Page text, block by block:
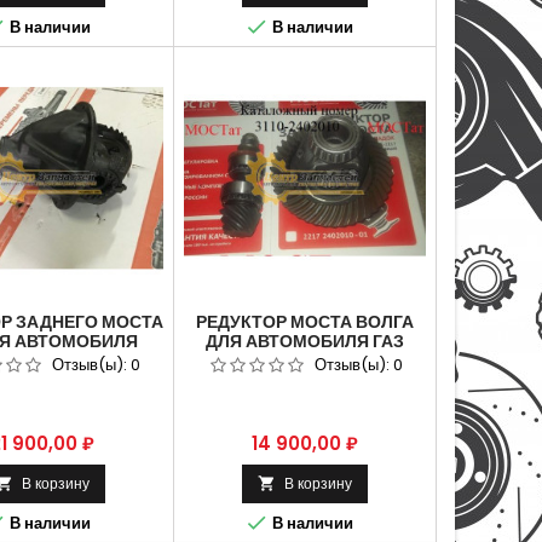
В наличии  В наличии
ЗАДНЕГО МОСТА
АВТОМОБИЛЯ
NEXT 10Х43ЗУБ.
Отзыв(ы): 0
900,00 ₽
В корзину
В наличии
РЕДУКТОР МОСТА ВОЛГА
ДЛЯ АВТОМОБИЛЯ ГАЗ
3110,ГАЗ1105. 3110-2402010.
Отзыв(ы): 0
Цена
14 900,00 ₽
 В корзину
 В наличии